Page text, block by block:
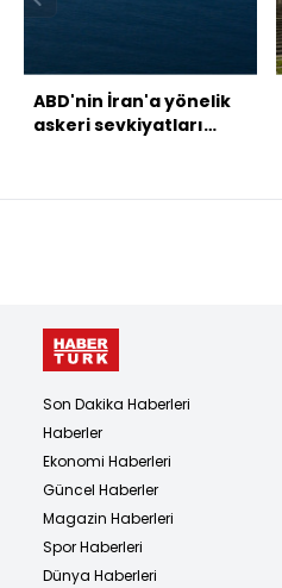
ABD'nin İran'a yönelik
askeri sevkiyatları
Son Dakika Haberleri
Haberler
Ekonomi Haberleri
Güncel Haberler
Magazin Haberleri
Spor Haberleri
Dünya Haberleri